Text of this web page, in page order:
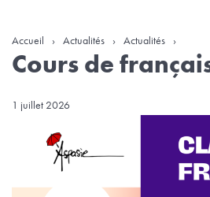
Accueil › Actualités › Actualités ›
Cours de
1 juillet 2026